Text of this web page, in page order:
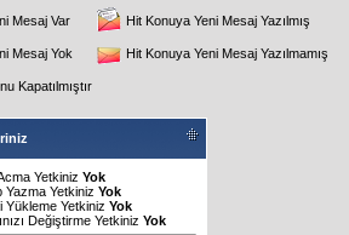
Mesaj Var Hit Konuya Yeni Mesaj Yazılmış
Mesaj Yok Hit Konuya Yeni Mesaj Yazılmamış
Kapatılmıştır
Yetkiniz Yok
Yazma Yetkiniz Yok
Yükleme Yetkiniz Yok
Değiştirme Yetkiniz Yok